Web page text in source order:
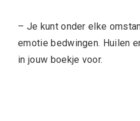
– Je kunt onder elke
emotie bedwingen. Huilen
in jouw boekje voor.